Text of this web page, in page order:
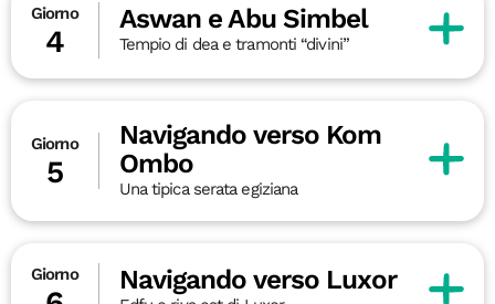
Giorno
4
Aswan e Abu Simbel
Tempio di dea e tramonti “divini”
Giorno
5
Navigando verso Kom
Ombo
Una tipica serata egiziana
Giorno Navigando verso Luxor